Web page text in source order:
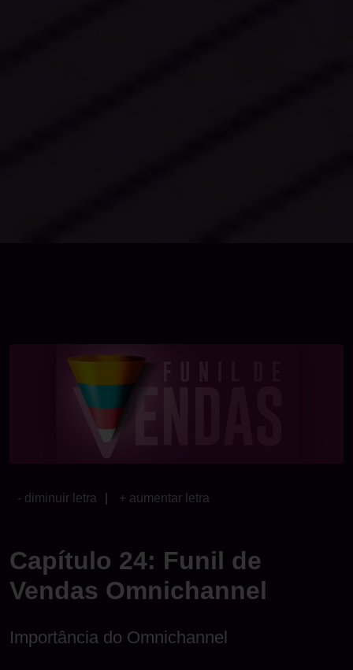
- diminuir letra + aumentar letra
Capítulo 24: Funil de
Vendas Omnichannel
Importância do Omnichannel